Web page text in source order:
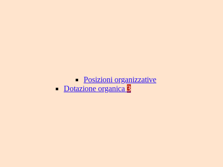
Posizioni organizzative
Dotazione organica 3